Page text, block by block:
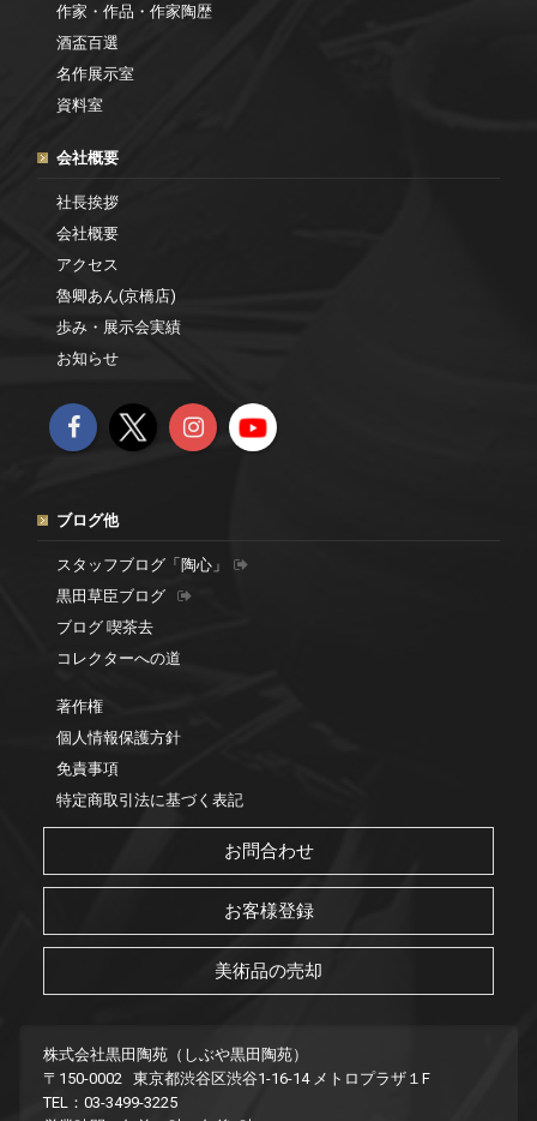
作家・作品・作家陶歴
酒盃百選
名作展示室
資料室
会社概要
社長挨拶
会社概要
アクセス
魯卿あん(京橋店)
歩み・展示会実績
お知らせ
ブログ他
スタッフブログ「陶心」
黒田草臣ブログ
ブログ 喫茶去
コレクターへの道
著作権
個人情報保護方針
免責事項
特定商取引法に基づく表記
お問合わせ
お客様登録
美術品の売却
株式会社黒田陶苑（しぶや黒田陶苑）
〒150-0002 東京都渋谷区渋谷1-16-14 メトロプラザ１F
TEL：03-3499-3225